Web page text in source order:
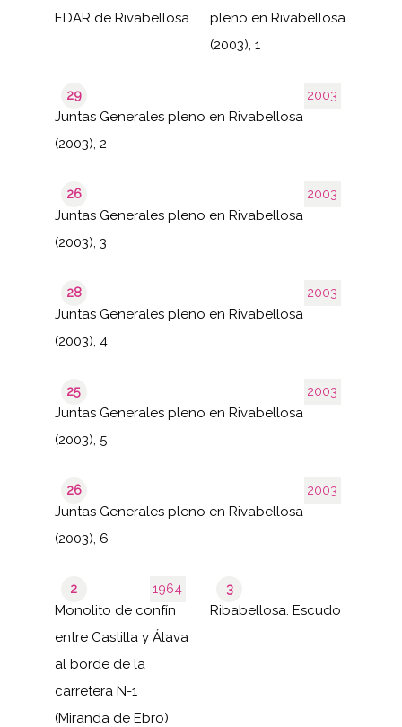
EDAR de Rivabellosa
pleno en Rivabellosa
(2003), 1
2003
29
Juntas Generales pleno en Rivabellosa
(2003), 2
2003
26
Juntas Generales pleno en Rivabellosa
(2003), 3
2003
28
Juntas Generales pleno en Rivabellosa
(2003), 4
2003
25
Juntas Generales pleno en Rivabellosa
(2003), 5
2003
26
Juntas Generales pleno en Rivabellosa
(2003), 6
1964
2
Monolito de confín
entre Castilla y Álava
al borde de la
carretera N-1
(Miranda de Ebro)
3
Ribabellosa. Escudo